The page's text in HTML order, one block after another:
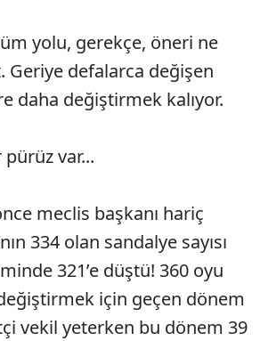
yolu, gerekçe, öneri ne
Geriye defalarca değişen
daha değiştirmek kalıyor.
var...
meclis başkanı hariç
334 olan sandalye sayısı
321’e düştü! 360 oyu
için geçen dönem
vekil yeterken bu dönem 39